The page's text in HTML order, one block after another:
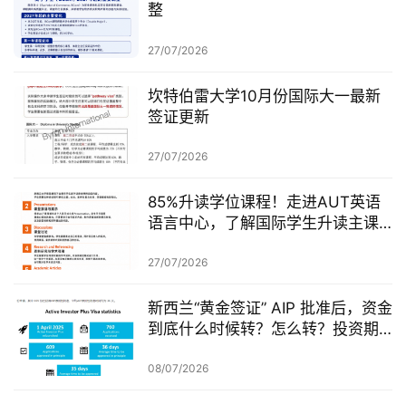
整
27/07/2026
坎特伯雷大学10月份国际大一最新
签证更新
27/07/2026
85%升读学位课程！走进AUT英语
语言中心，了解国际学生升读主课
27/07/2026
新西兰“黄金签证” AIP 批准后，资金
到底什么时候转？怎么转？投资期
08/07/2026